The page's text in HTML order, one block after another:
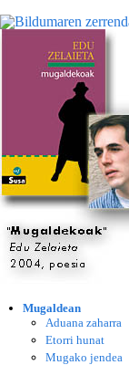
Mugaldean
Aduana zaharra
Etorri hunat
Mugako jendea